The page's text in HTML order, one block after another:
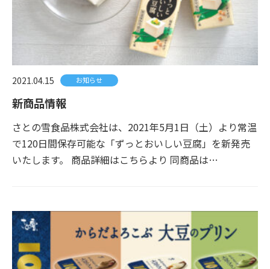
2021.04.15 お知らせ
新商品情報
さとの雪食品株式会社は、2021年5月1日（土）より常温
で120日間保存可能な「ずっとおいしい豆腐」を新発売
いたします。 商品詳細はこちらより 同商品は…